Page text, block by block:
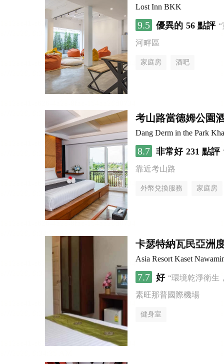
Lost Inn BKK
9.5 優異的 56 點評
河畔區
家庭房 酒吧
考山路當德姆公園
Dang Derm in the Park
8.7 非常好 231 點評
靠近考山路
外幣兌換服務 家庭房
卡瑟特納瓦民亞洲
Asia Resort Kaset
7.7 好 “環境乾淨衛生
素旺那普國際機場
健身室